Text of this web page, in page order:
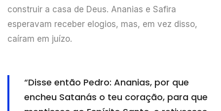
construir a casa de Deus. Ananias e Safira
esperavam receber elogios, mas, em vez disso,
caíram em juízo.
“Disse então Pedro: Ananias, por que
encheu Satanás o teu coração, para que